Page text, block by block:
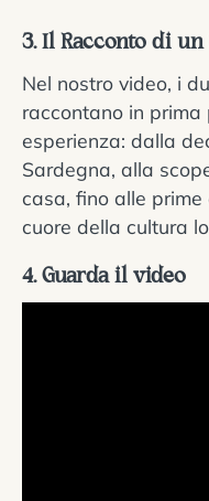
3. Il Racconto di
Nel nostro video, i
raccontano in prima
esperienza: dalla
Sardegna, alla
casa, fino alle prime
cuore della cultura
4. Guarda il video